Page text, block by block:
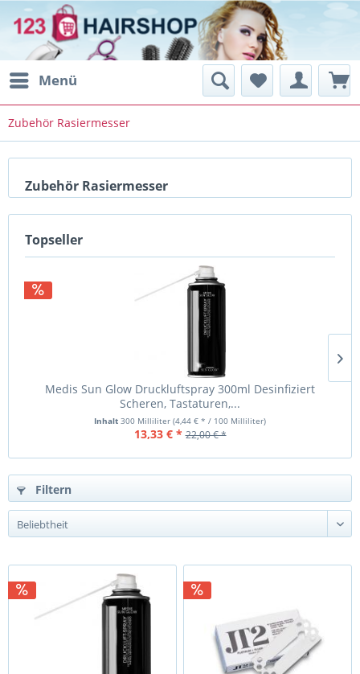
Menü
Zubehör Rasiermesser
Zubehör Rasiermesser
Topseller
Medis Sun Glow Druckluftspray 300ml Desinfiziert
Scheren, Tastaturen,...
Inhalt 300 Milliliter (4,44 € * / 100 Milliliter)
13,33 € * 22,00 € *
Filtern